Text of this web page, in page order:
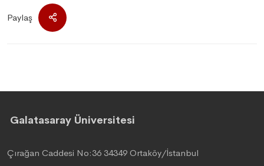
Paylaş
Galatasaray Üniversitesi
Çırağan Caddesi No:36 34349 Ortaköy/İstanbul